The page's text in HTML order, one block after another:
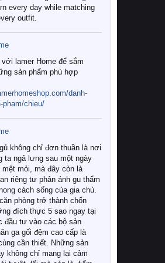
every day while matching
outfit.
với lamer Home để sắm
sản phẩm phù hợp
danh-
pham/chieu/
không chỉ đơn thuần là nơi
ta ngả lưng sau một ngày
mệt mỏi, mà đây còn là
riêng tư phản ánh gu thẩm
cách sống của gia chủ.
phòng trở thành chốn
đích thực 5 sao ngay tại
đầu tư vào các bộ sản
ga gối đệm cao cấp là
cần thiết. Những sản
không chỉ mang lại cảm